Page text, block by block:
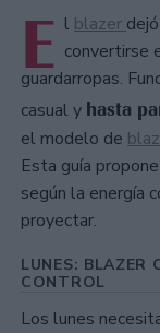
E l blazer
convertirse
guardarropas.
casual y hasta
el modelo de
Esta guía
según la energía
proyectar.
LUNES: BLAZER
CONTROL
Los lunes